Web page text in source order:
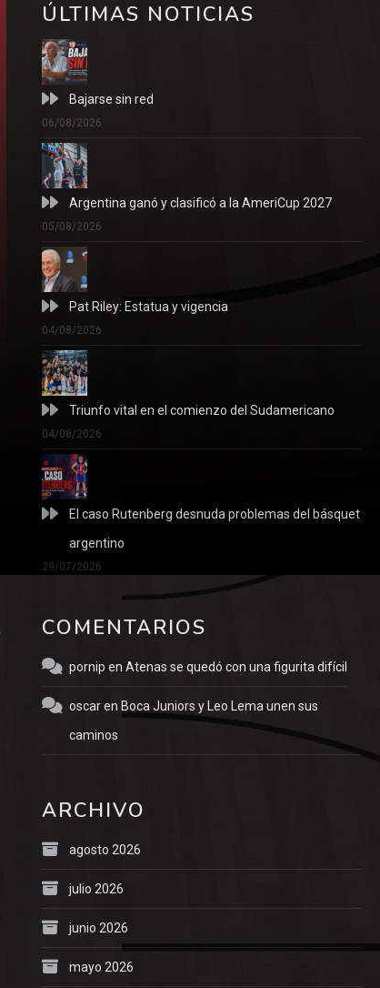
ÚLTIMAS NOTICIAS
Bajarse sin red
06/08/2026
Argentina ganó y clasificó a la AmeriCup 2027
05/08/2026
Pat Riley: Estatua y vigencia
04/08/2026
Triunfo vital en el comienzo del Sudamericano
04/08/2026
El caso Rutenberg desnuda problemas del básquet
argentino
29/07/2026
COMENTARIOS
pornip en Atenas se quedó con una figurita difícil
oscaren Boca Juniors y Leo Lema unen sus
caminos
ARCHIVO
agosto 2026
julio 2026
junio 2026
mayo 2026